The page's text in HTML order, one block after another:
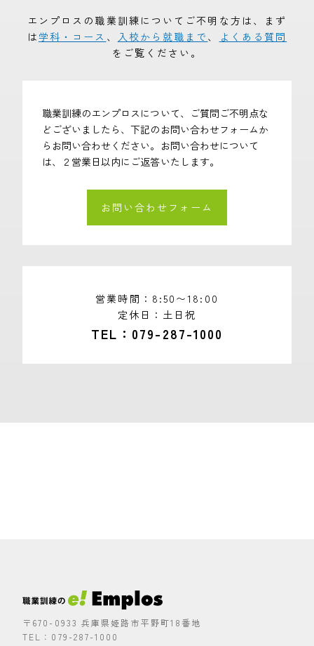
エンプロスの職業訓練についてご不明な方は、まず
は 学科・コース 、 入校から就職まで、
よくある質問
をご覧ください。
職業訓練のエンプロスについて、ご質問ご不明点な
どございましたら、下記のお問い合わせフォームか
らお問い合わせください。お問い合わせについて
は、２営業日以内にご返答いたします。
お問い合わせフォーム
営業時間
8:50〜18:00
定休日
土日祝
TEL 079-287-1000
〒670-0933 兵庫県姫路市平野町18番地
TEL：079-287-1000